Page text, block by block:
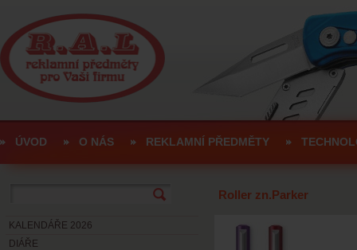
ÚVOD O NÁS REKLAMNÍ PŘEDMĚTY
KALENDÁŘE 2026
DIÁŘE
Roller zn.Parker